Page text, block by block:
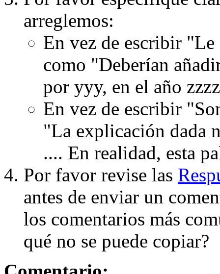
arreglemos:
En vez de escribir
como "Deberían
por yyy, en el año
En vez de escribir
"La explicación dada
.... En realidad, esta
Por favor revise las
antes de enviar un
los comentarios más
qué no se puede copiar?